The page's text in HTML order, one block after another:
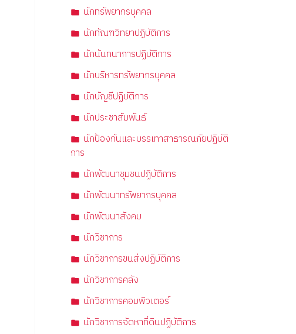
นักทรัพยากรบุคคล
นักทัณฑวิทยาปฏิบัติการ
นักนันทนาการปฏิบัติการ
นักบริหารทรัพยากรบุคคล
นักบัญชีปฏิบัติการ
นักประชาสัมพันธ์
นักป้องกันและบรรเทาสาธารณภัยปฏิบัติ
การ
นักพัฒนาชุมชนปฏิบัติการ
นักพัฒนาทรัพยากรบุคคล
นักพัฒนาสังคม
นักวิชาการ
นักวิชาการขนส่งปฏิบัติการ
นักวิชาการคลัง
นักวิชาการคอมพิวเตอร์
นักวิชาการจัดหาที่ดินปฏิบัติการ